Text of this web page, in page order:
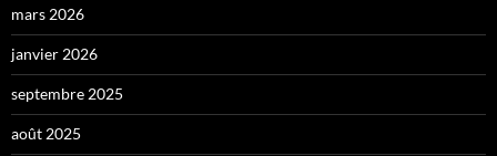
mars 2026
janvier 2026
septembre 2025
août 2025